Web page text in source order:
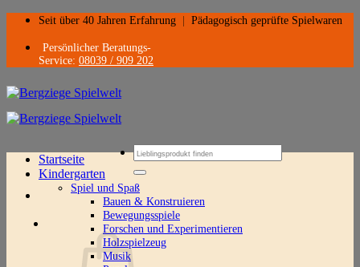
Zum
springen
Seit über 40 Jahren Erfahrung Pädagogisch geprüfte Spielwaren
Persönlicher Beratungs-
Service: 08039 / 909 202
Suchen
nach:
Startseite
Kindergarten
Spiel und Spaß
Bauen & Konstruieren
Bewegungsspiele
Forschen und Experimentieren
Holzspielzeug
Musik